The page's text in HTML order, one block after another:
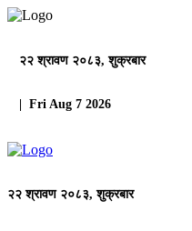
२२ श्रावण २०८३, शुक्रबार
| Fri Aug 7 2026
२२ श्रावण २०८३, शुक्रबार